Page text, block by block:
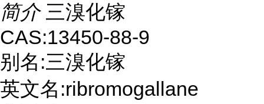
简介 三溴化镓
CAS:13450-88-9
别名:三溴化镓
英文名:ribromogallane